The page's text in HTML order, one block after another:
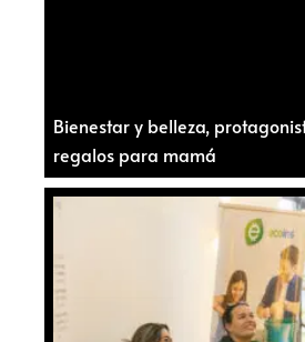
Bienestar y belleza,
regalos para mamá